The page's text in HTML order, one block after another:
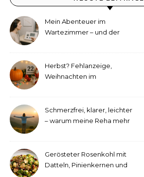
Mein Abenteuer im
Wartezimmer – und der
Herbst? Fehlanzeige,
Weihnachten im
Schmerzfrei, klarer, leichter
– warum meine Reha mehr
Gerösteter Rosenkohl mit
Datteln, Pinienkernen und